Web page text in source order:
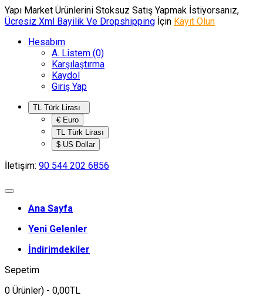
Yapı Market Ürünlerini Stoksuz Satış Yapmak İstiyorsanız,
Ücresiz Xml Bayilik Ve Dropshipping İçin Kayıt Olun
Hesabım
A. Listem (0)
Karşılaştırma
Kaydol
Giriş Yap
€ Euro
TL Türk Lirası
$ US Dollar
İletişim: 90 544 202 6856
Ana Sayfa
Yeni Gelenler
İndirimdekiler
Sepetim
0 Ürünler) - 0,00TL